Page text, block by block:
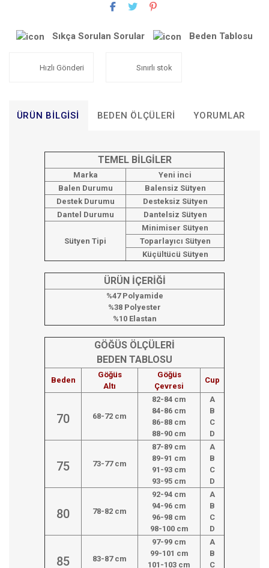
Sıkça Sorulan Sorular Beden Tablosu
Hızlı Gönderi Sınırlı stok
ÜRÜN BILGISI BEDEN ÖLÇÜLERI YORUMLAR
TEMEL BİLGİLER
Marka
Yeni inci
Balen Durumu
Balensiz Sütyen
Destek Durumu
Desteksiz Sütyen
Dantel Durumu
Dantelsiz Sütyen
Sütyen Tipi
Minimiser Sütyen
Toparlayıcı Sütyen
Küçültücü Sütyen
ÜRÜN İÇERİĞİ
%47 Polyamide
%38 Polyester
%10 Elastan
GÖĞÜS ÖLÇÜLERİ
BEDEN TABLOSU
Beden
Göğüs
Altı
Göğüs
Çevresi
Cup
70 68-72 cm
82-84 cm
84-86 cm
86-88 cm
88-90 cm
A
B
C
D
75 73-77 cm
87-89 cm
89-91 cm
91-93 cm
93-95 cm
A
B
C
D
80 78-82 cm
92-94 cm
94-96 cm
96-98 cm
98-100 cm
A
B
C
D
85 83-87 cm
97-99 cm
99-101 cm
101-103 cm
A
B
C